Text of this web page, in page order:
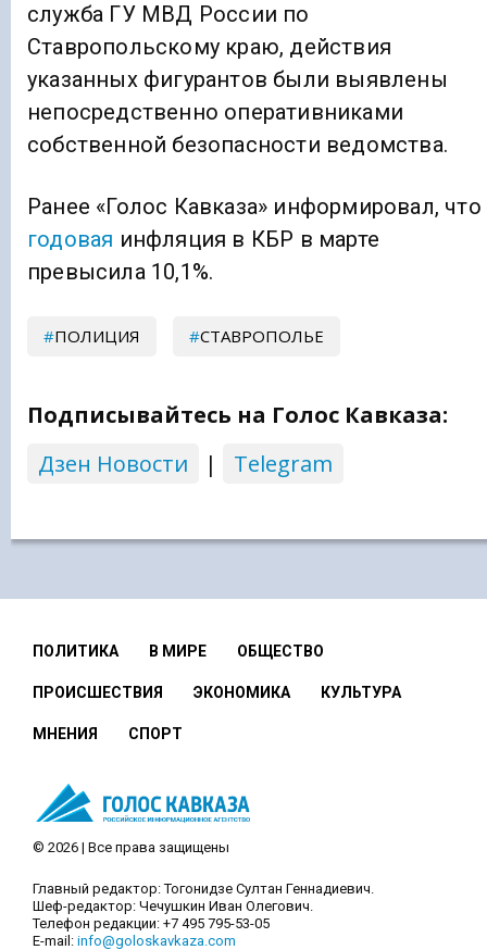
служба ГУ МВД России по
Ставропольскому краю, действия
указанных фигурантов были выявлены
непосредственно оперативниками
собственной безопасности ведомства.
Ранее «Голос Кавказа» информировал, что
годовая инфляция в КБР в марте
превысила 10,1%.
ПОЛИЦИЯ СТАВРОПОЛЬЕ
Подписывайтесь на Голос Кавказа:
Дзен Новости
| Telegram
ПОЛИТИКА В МИРЕ ОБЩЕСТВО
ПРОИСШЕСТВИЯ ЭКОНОМИКА КУЛЬТУРА
МНЕНИЯ СПОРТ
© 2026 | Все права защищены
Главный редактор: Тогонидзе Султан Геннадиевич.
Шеф-редактор: Чечушкин Иван Олегович.
Телефон редакции: +7 495 795-53-05
E-mail: info@goloskavkaza.com